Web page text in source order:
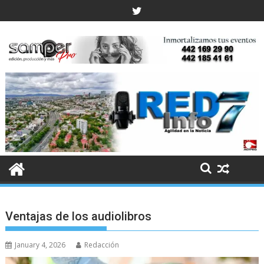
to
Ventajas de los audiolibros
January 4, 2026 Redacción